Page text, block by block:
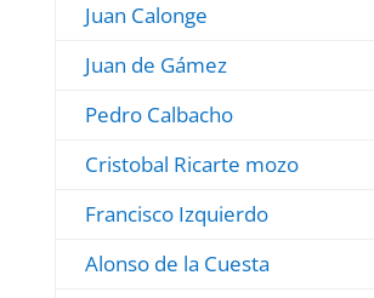
Juan Calonge
Juan de Gámez
Pedro Calbacho
Cristobal Ricarte mozo
Francisco Izquierdo
Alonso de la Cuesta